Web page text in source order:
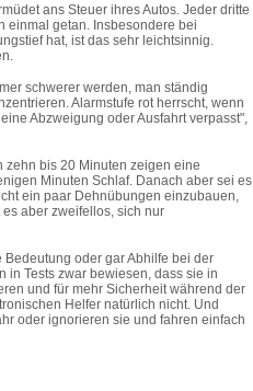
ans Steuer ihres Autos. Jeder dritte
einmal getan. Insbesondere bei
hat, ist das sehr leichtsinnig.
schwerer werden, man ständig
Alarmstufe rot herrscht, wenn
Abzweigung oder Ausfahrt verpasst",
zehn bis 20 Minuten zeigen eine
Minuten Schlaf. Danach aber sei es
ein paar Dehnübungen einzubauen,
aber zweifellos, sich nur
oder gar Abhilfe bei der
in Tests zwar bewiesen, dass sie in
und für mehr Sicherheit während der
Helfer natürlich nicht. Und
oder ignorieren sie und fahren einfach